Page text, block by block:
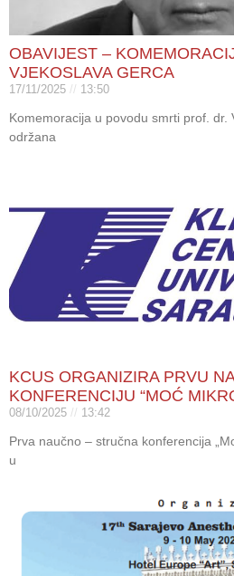
OBAVIJEST –
VJEKOSLAVA GERCA
17/11/2025 13:50
Komemoracija u povodu smrti prof. dr.
održana
KCUS ORGANIZIRA PRVU
KONFERENCIJU “MOĆ
08/10/2025 13:42
Prva naučno – stručna konferencija
u